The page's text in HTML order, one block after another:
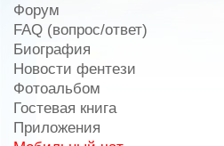
Форум
FAQ (вопрос/ответ)
Биография
Новости фентези
Фотоальбом
Гостевая книга
Приложения